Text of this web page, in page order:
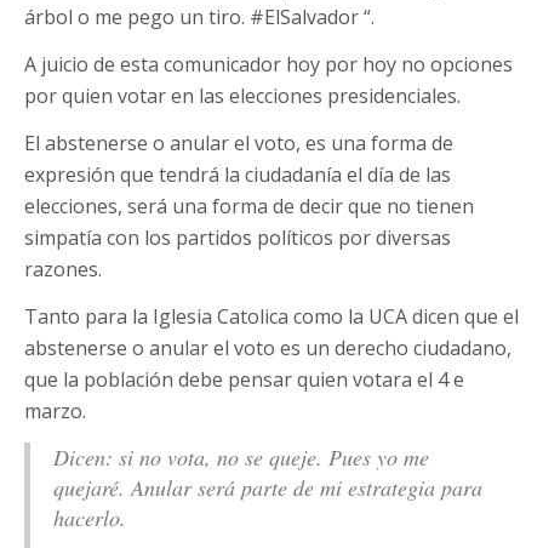
árbol o me pego un tiro. #ElSalvador “.
A juicio de esta comunicador hoy por hoy no opciones
por quien votar en las elecciones presidenciales.
El abstenerse o anular el voto, es una forma de
expresión que tendrá la ciudadanía el día de las
elecciones, será una forma de decir que no tienen
simpatía con los partidos políticos por diversas
razones.
Tanto para la Iglesia Catolica como la UCA dicen que el
abstenerse o anular el voto es un derecho ciudadano,
que la población debe pensar quien votara el 4 e
marzo.
Dicen: si no vota, no se queje. Pues yo me
quejaré. Anular será parte de mi estrategia para
hacerlo.